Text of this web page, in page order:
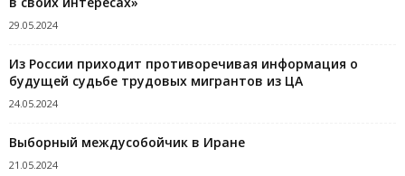
29.05.2024
Из России приходит противоречивая информация о
будущей судьбе трудовых мигрантов из ЦА
24.05.2024
Выборный междусобойчик в Иране
21.05.2024